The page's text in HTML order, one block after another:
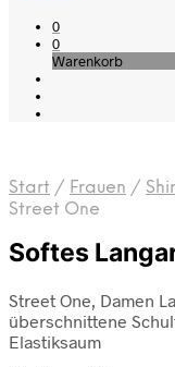
0
0
Warenkorb
Start / Frauen /
Street One
Softes
Street One, Damen
überschnittene
Elastiksaum